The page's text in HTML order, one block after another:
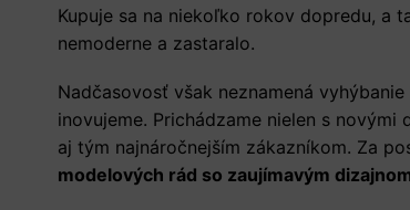
Kupuje sa na niekoľko rokov dopredu, a
nemoderne a zastaralo.
Nadčasovosť však neznamená
inovujeme. Prichádzame nielen s
aj tým najnáročnejším zákazníkom. Za
modelových rád so zaujímavým